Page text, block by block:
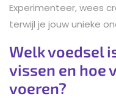
Experimenteer, wees
terwijl je jouw unieke
Welk voedsel
vissen en hoe
voeren?